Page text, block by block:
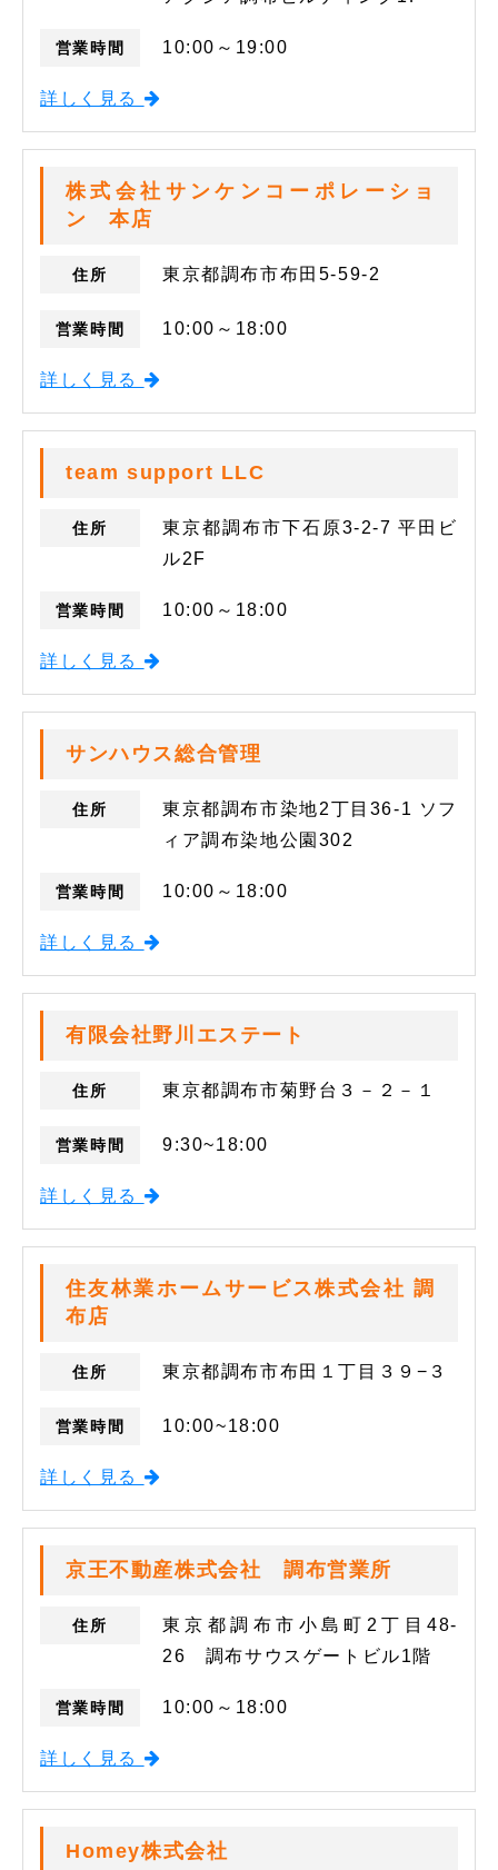
営業時間 10:00～19:00
詳しく見る
株式会社サンケンコーポレーショ
ン 本店
住所 東京都調布市布田5-59-2
営業時間 10:00～18:00
詳しく見る
team support LLC
住所
東京都調布市下石原3-2-7 平田ビ
ル2F
営業時間 10:00～18:00
詳しく見る
サンハウス総合管理
住所
東京都調布市染地2丁目36-1 ソフ
ィア調布染地公園302
営業時間 10:00～18:00
詳しく見る
有限会社野川エステート
住所 東京都調布市菊野台３－２－１
営業時間 9:30~18:00
詳しく見る
住友林業ホームサービス株式会社 調
布店
住所 東京都調布市布田１丁目３９−３
営業時間 10:00~18:00
詳しく見る
京王不動産株式会社 調布営業所
住所
東京都調布市小島町2丁目48-
26 調布サウスゲートビル1階
営業時間 10:00～18:00
詳しく見る
Homey株式会社